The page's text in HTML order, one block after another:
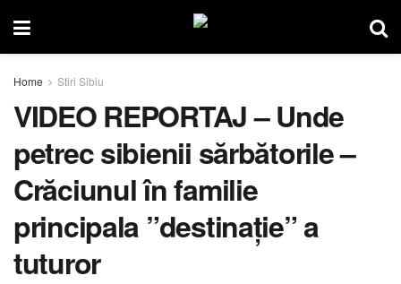
Home Stiri Sibiu
VIDEO REPORTAJ – Unde
petrec sibienii sărbătorile –
Crăciunul în familie
principala ”destinație” a
tuturor